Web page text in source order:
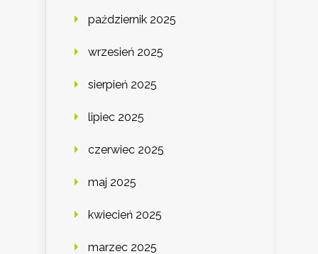
październik 2025
wrzesień 2025
sierpień 2025
lipiec 2025
czerwiec 2025
maj 2025
kwiecień 2025
marzec 2025